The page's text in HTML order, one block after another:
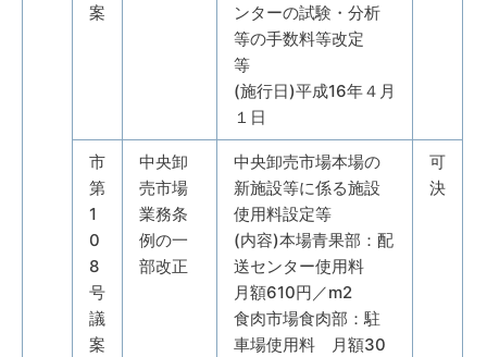
案
ンターの試験・分析
等の手数料等改定
等
(施行日)平成16年４月
１日
市
第
1
0
8
号
議
案
中央卸
売市場
業務条
例の一
部改正
中央卸売市場本場の
新施設等に係る施設
使用料設定等
(内容)本場青果部：配
送センター使用料
月額610円／m2
食肉市場食肉部：駐
車場使用料 月額30
可
決